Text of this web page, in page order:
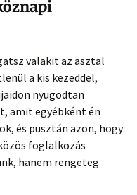
valakit az asztal
a kis kezeddel,
nyugodtan
amit egyébként én
és pusztán azon, hogy
foglalkozás
hanem rengeteg